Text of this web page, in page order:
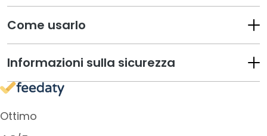
c
h
e
r
e
e
d
E
Come usarlo
Informazioni sulla sicurezza
Ottimo